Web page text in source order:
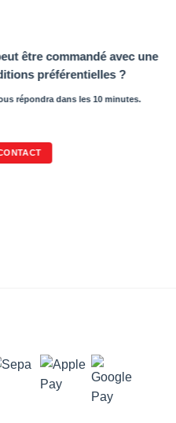
être commandé avec une
préférentielles ?
répondra dans les 10 minutes.